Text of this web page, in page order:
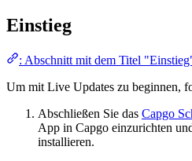
Einstieg
: Abschnitt mit dem Titel
Um mit Live Updates zu beginnen,
Abschließen Sie das Capgo
App in Capgo einzurichten
installieren.